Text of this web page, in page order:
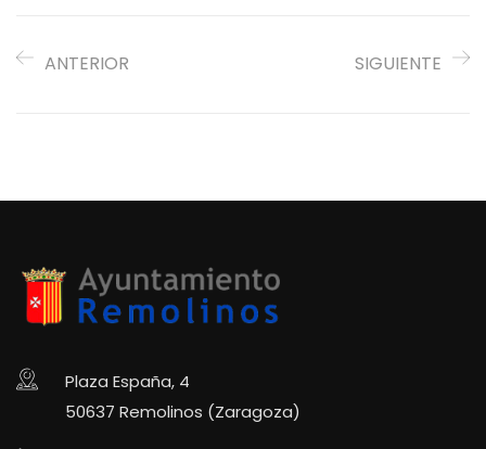
ANTERIOR SIGUIENTE
Plaza España, 4
50637 Remolinos (Zaragoza)